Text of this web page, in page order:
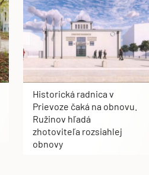
Historická radnica v
Prievoze čaká na obnovu.
Ružinov hľadá
zhotoviteľa rozsiahlej
obnovy